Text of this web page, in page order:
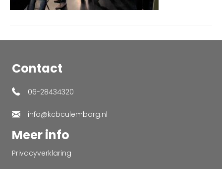
Contact
06-28434320
info@kcbculemborg.nl
Meer info
Privacyverklaring